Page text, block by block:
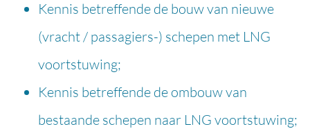
Kennis betreffende de bouw van nieuwe
(vracht / passagiers-) schepen met LNG
voortstuwing;
Kennis betreffende de ombouw van
bestaande schepen naar LNG voortstuwing;